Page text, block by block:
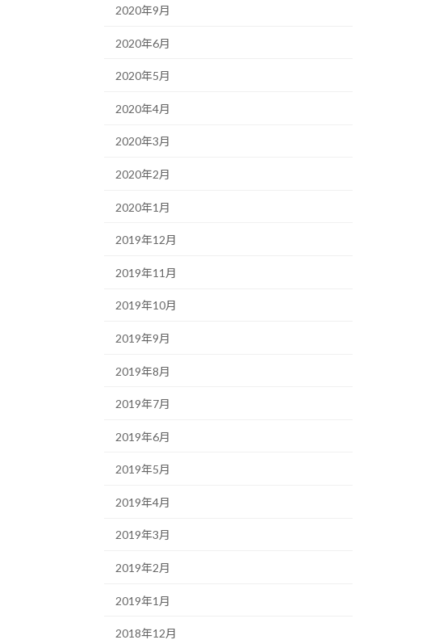
2020年9月
2020年6月
2020年5月
2020年4月
2020年3月
2020年2月
2020年1月
2019年12月
2019年11月
2019年10月
2019年9月
2019年8月
2019年7月
2019年6月
2019年5月
2019年4月
2019年3月
2019年2月
2019年1月
2018年12月